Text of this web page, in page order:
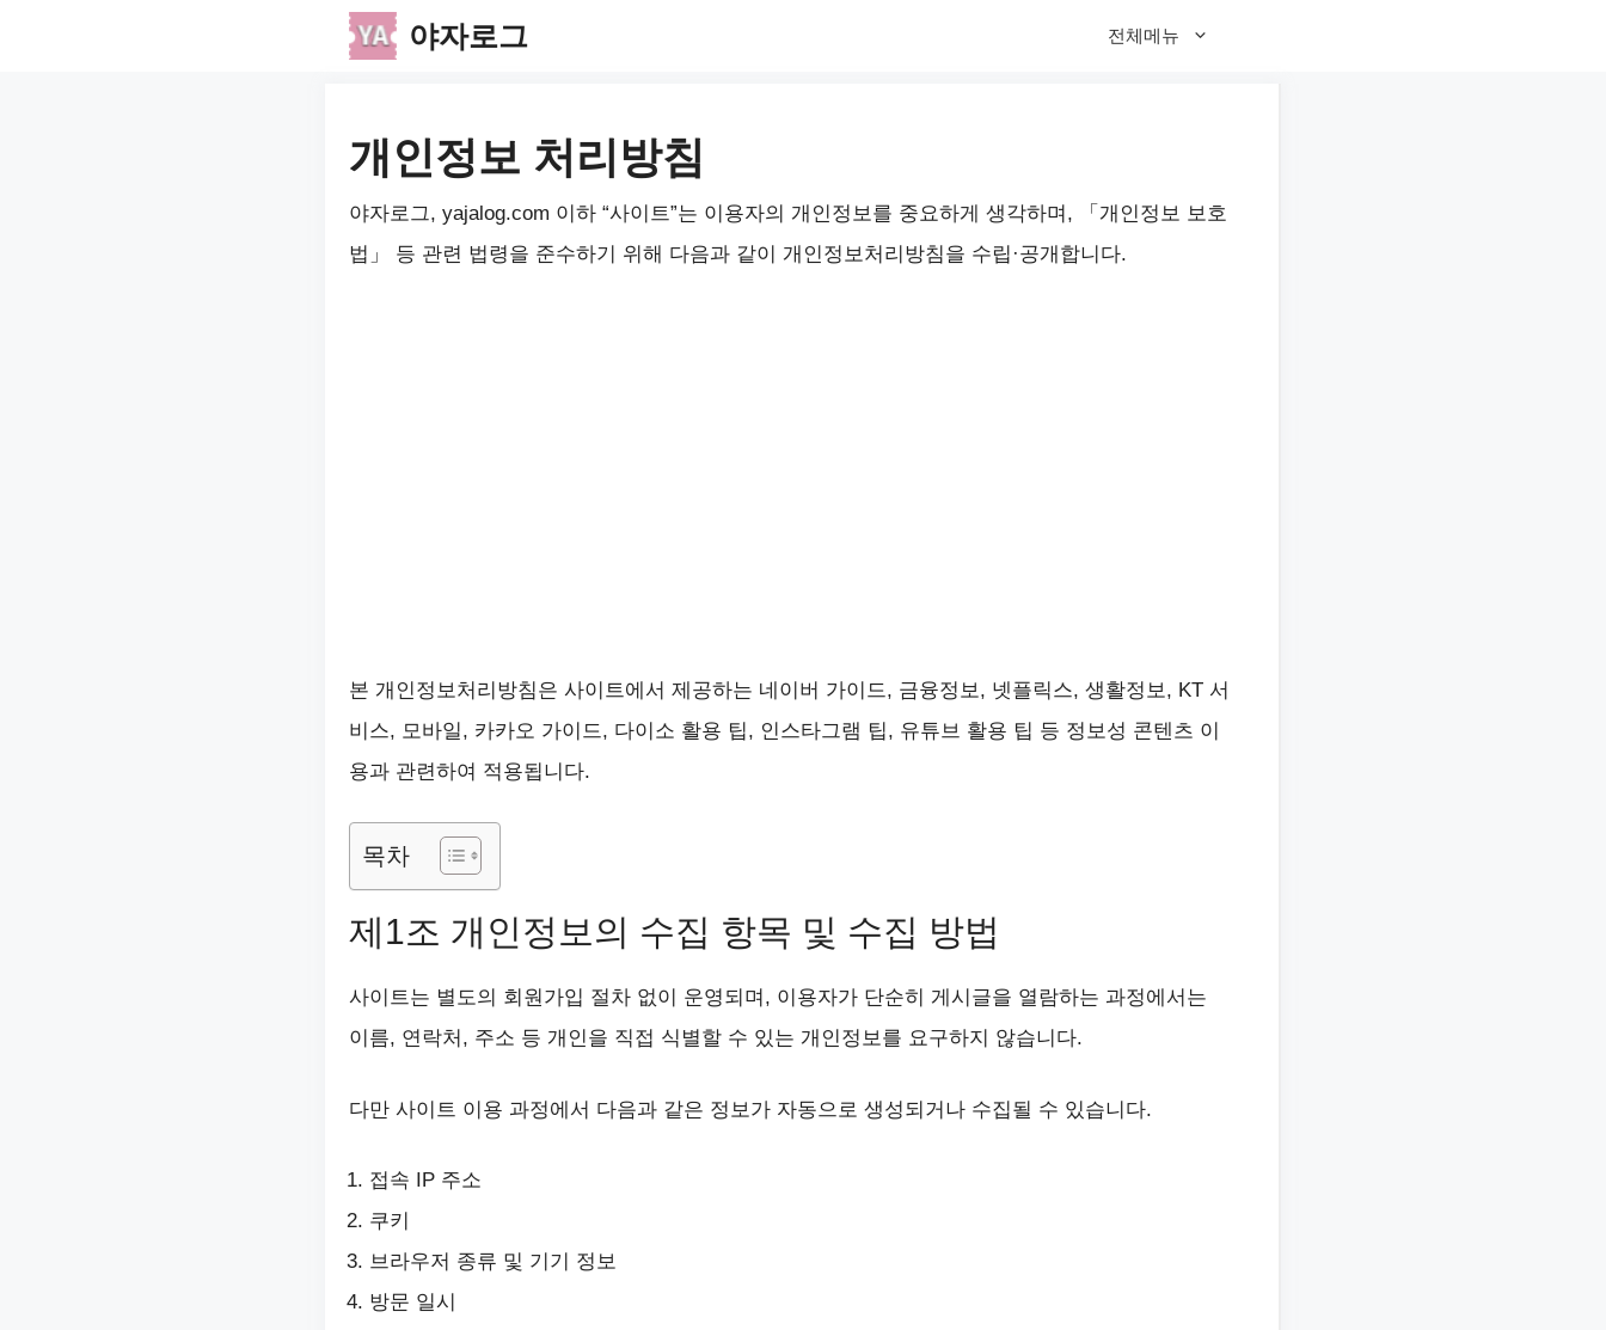
야자로그 전체메뉴
개인정보 처리방침
야자로그, yajalog.com 이하 “사이트”는 이용자의 개인정보를 중요하게 생각하며, 「개인정보 보호
법」 등 관련 법령을 준수하기 위해 다음과 같이 개인정보처리방침을 수립·공개합니다.
본 개인정보처리방침은 사이트에서 제공하는 네이버 가이드, 금융정보, 넷플릭스, 생활정보, KT 서
비스, 모바일, 카카오 가이드, 다이소 활용 팁, 인스타그램 팁, 유튜브 활용 팁 등 정보성 콘텐츠 이
용과 관련하여 적용됩니다.
목차
제1조 개인정보의 수집 항목 및 수집 방법
사이트는 별도의 회원가입 절차 없이 운영되며, 이용자가 단순히 게시글을 열람하는 과정에서는
이름, 연락처, 주소 등 개인을 직접 식별할 수 있는 개인정보를 요구하지 않습니다.
다만 사이트 이용 과정에서 다음과 같은 정보가 자동으로 생성되거나 수집될 수 있습니다.
접속 IP 주소
쿠키
브라우저 종류 및 기기 정보
방문 일시